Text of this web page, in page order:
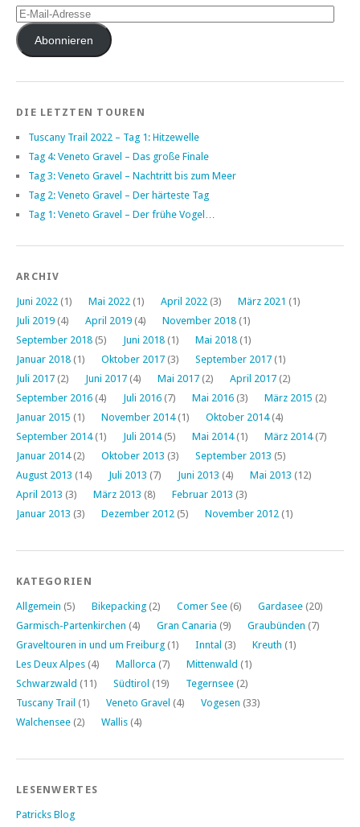
E-
Mail-
AdresseAbonnieren
DIE LETZTEN TOUREN
Tuscany Trail 2022 – Tag 1: Hitzewelle
Tag 4: Veneto Gravel – Das große Finale
Tag 3: Veneto Gravel – Nachtritt bis zum Meer
Tag 2: Veneto Gravel – Der härteste Tag
Tag 1: Veneto Gravel – Der frühe Vogel…
ARCHIV
Juni 2022 (1) Mai 2022 (1) April 2022 (3) März 2021 (1)
Juli 2019 (4) April 2019 (4) November 2018 (1)
September 2018 (5) Juni 2018 (1) Mai 2018 (1)
Januar 2018 (1) Oktober 2017 (3) September 2017 (1)
Juli 2017 (2) Juni 2017 (4) Mai 2017 (2) April 2017 (2)
September 2016 (4) Juli 2016 (7) Mai 2016 (3) März 2015 (2)
Januar 2015 (1) November 2014(1) Oktober 2014(4)
September 2014(1) Juli 2014(5) Mai 2014(1) März 2014(7)
Januar 2014(2) Oktober 2013 (3) September 2013 (5)
August 2013 (14) Juli 2013 (7) Juni 2013 (4) Mai 2013 (12)
April 2013 (3) März 2013 (8) Februar 2013 (3)
Januar 2013 (3) Dezember 2012 (5) November 2012 (1)
KATEGORIEN
Allgemein (5) Bikepacking (2) Comer See (6) Gardasee (20)
Garmisch-Partenkirchen (4) Gran Canaria (9) Graubünden (7)
Graveltouren in und um Freiburg (1) Inntal (3) Kreuth (1)
Les Deux Alpes (4) Mallorca (7) Mittenwald (1)
Schwarzwald (11) Südtirol (19) Tegernsee (2)
Tuscany Trail (1) Veneto Gravel (4) Vogesen (33)
Walchensee (2) Wallis (4)
LESENWERTES
Patricks Blog